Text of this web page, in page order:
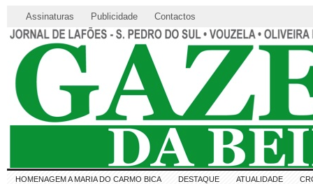
Assinaturas Publicidade Contactos
HOMENAGEM A MARIA DO CARMO BICA DESTAQUE ATUALIDADE